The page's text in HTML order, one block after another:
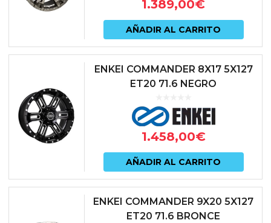
1.389,00€
AÑADIR AL CARRITO
ENKEI COMMANDER 8X17 5X127
ET20 71.6 NEGRO
1.458,00€
AÑADIR AL CARRITO
ENKEI COMMANDER 9X20 5X127
ET20 71.6 BRONCE